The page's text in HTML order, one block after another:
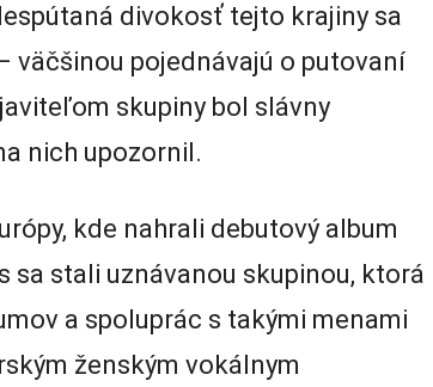
divokosť tejto krajiny sa
väčšinou pojednávajú o putovaní
skupiny bol slávny
nich upozornil.
kde nahrali debutový album
sa stali uznávanou skupinou, ktorá
a spoluprác s takými menami
ženským vokálnym